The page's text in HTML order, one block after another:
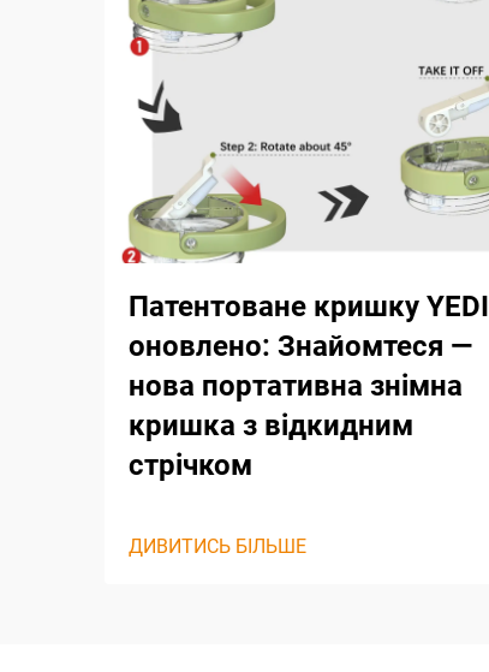
Патентоване кришку YEDI
оновлено: Знайомтеся —
нова портативна знімна
кришка з відкидним
стрічком
ДИВИТИСЬ БІЛЬШЕ